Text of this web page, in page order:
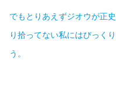
でもとりあえずジオウが正
り拾ってない私にはびっく
う。